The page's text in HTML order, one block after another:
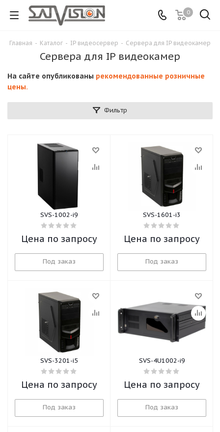
0
Главная - Каталог - IP видеосервер - Сервера для IP видеокамер
Сервера для IP видеокамер
На сайте опубликованы рекомендованные розничные
цены.
Фильтр
SVS-1002-i9
Цена по запросу
Под заказ
SVS-1601-i3
Цена по запросу
Под заказ
SVS-3201-i5
Цена по запросу
Под заказ
SVS-4U1002-i9
Цена по запросу
Под заказ